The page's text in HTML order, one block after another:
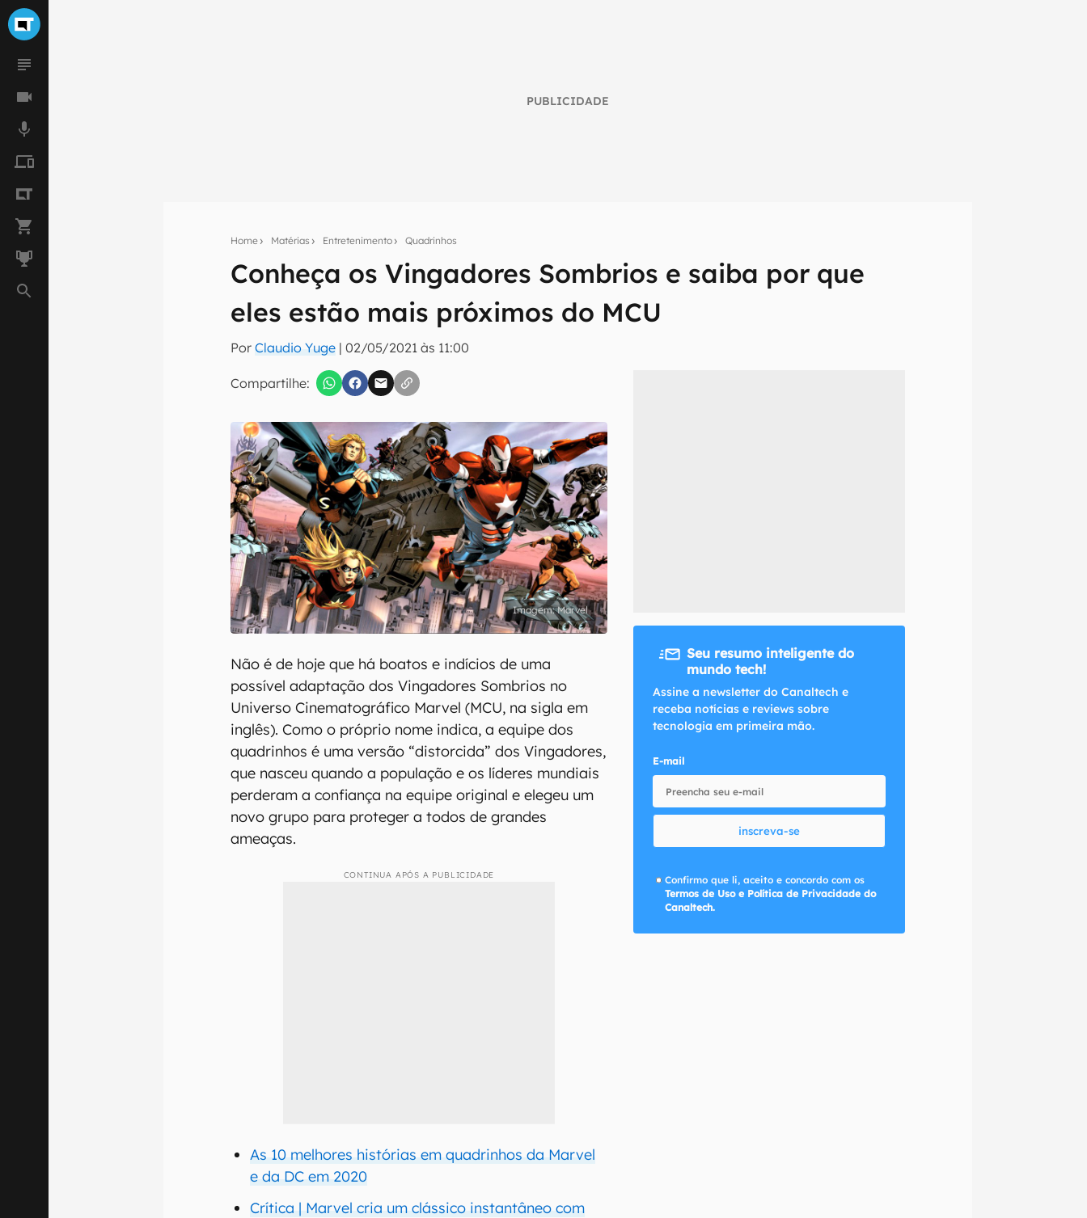
PUBLICIDADE
Home Matérias Entretenimento Quadrinhos
Conheça os Vingadores Sombrios e saiba por que
eles estão mais próximos do MCU
PorClaudio Yuge |02/05/2021 às 11:00
Compartilhe:
Seu resumo inteligente do mundo tech!
Assine a newsletter do Canaltech e receba notícias e reviews sobre tecnologia em primeira
inscreva-se
Confirmo que li, aceito e concordo com os Termos de Uso e Política de Privacidade do Canaltech.
Marvel
Não é de hoje que há boatos e indícios de uma
possível adaptação dos Vingadores Sombrios no
Universo Cinematográfico Marvel (MCU, na sigla em
inglês). Como o próprio nome indica, a equipe dos
quadrinhos é uma versão “distorcida” dos Vingadores,
que nasceu quando a população e os líderes mundiais
perderam a confiança na equipe original e elegeu um
novo grupo para proteger a todos de grandes
ameaças.
CONTINUA APÓS A PUBLICIDADE
As 10 melhores histórias em quadrinhos da Marvel
e da DC em 2020
Crítica | Marvel cria um clássico instantâneo com
Seu resumo inteligente do
mundo tech!
Assine a newsletter do Canaltech e
receba notícias e reviews sobre
tecnologia em primeira mão.
E-mail
inscreva-se
Confirmo que li, aceito e concordo com os
Termos de Uso e Política de Privacidade do
Canaltech.